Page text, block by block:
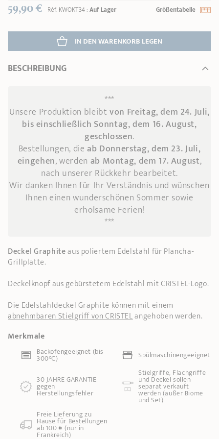
59,90 € Réf.KWOKT34:Auf Lager Größentabelle
LEGEN
BESCHREIBUNG
***
Unsere Produktion bleibtvon Freitag, dem 24. Juli,
bis einschließlich Sonntag, dem 16. August,
geschlossen.
Bestellungen, dieab Donnerstag, dem 23. Juli,
eingehen, werden ab Montag, dem 17. August,
nach unserer Rückkehr bearbeitet.
Wir danken Ihnen für Ihr Verständnis und wünschen
Ihnen einen wunderschönen Sommer sowie
erholsame Ferien!
***
Deckel Graphiteaus poliertem Edelstahl für Plancha-
Grillplatte.
Deckelknopf aus gebürstetem Edelstahl mit CRISTEL-Logo.
Die Edelstahldeckel Graphite können mit einem
abnehmbaren Stielgriff von CRISTELangehoben werden.
Merkmale
Backofengeeignet (bis
300°C) Spülmaschinengeeignet
30 JAHRE GARANTIE
gegen
Herstellungsfehler
Stielgriffe, Flachgriffe
und Deckel sollen
separat verkauft
werden (außer Biome
und Set)
Freie Lieferung zu
Hause für Bestellungen
ab 100 € (nur in
Frankreich)